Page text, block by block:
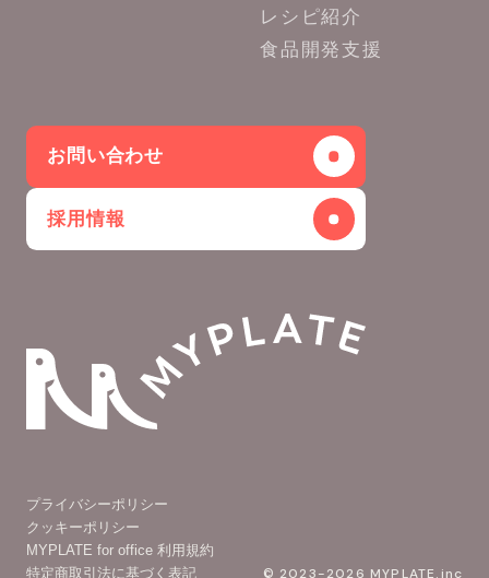
レシピ紹介
食品開発支援
お問い合わせ
採用情報
プライバシーポリシー
クッキーポリシー
MYPLATE for office 利用規約
特定商取引法に基づく表記
© 2023-2026 MYPLATE.inc